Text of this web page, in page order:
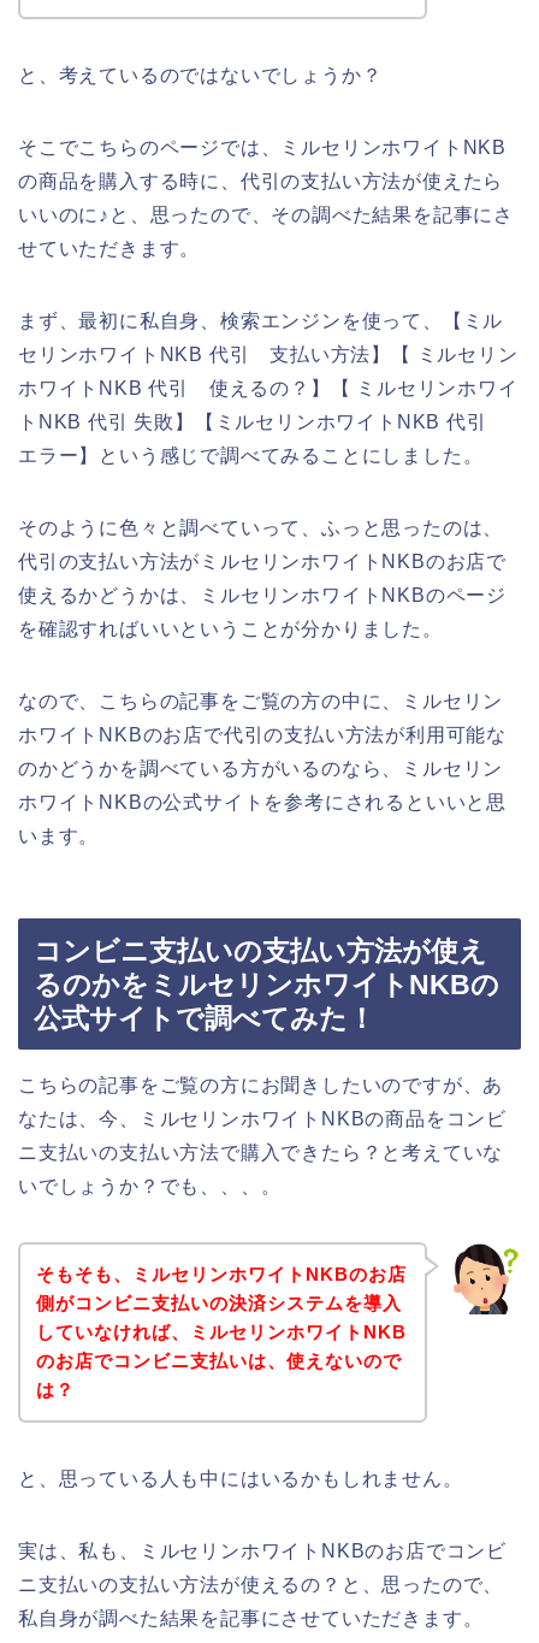
と、考えているのではないでしょうか？
そこでこちらのページでは、ミルセリンホワイトNKB
の商品を購入する時に、代引の支払い方法が使えたら
いいのに♪と、思ったので、その調べた結果を記事にさ
せていただきます。
まず、最初に私自身、検索エンジンを使って、【ミル
セリンホワイトNKB 代引 支払い方法】【 ミルセリン
ホワイトNKB 代引 使えるの？】【 ミルセリンホワイ
トNKB 代引 失敗】【ミルセリンホワイトNKB 代引
エラー】という感じで調べてみることにしました。
そのように色々と調べていって、ふっと思ったのは、
代引の支払い方法がミルセリンホワイトNKBのお店で
使えるかどうかは、ミルセリンホワイトNKBのページ
を確認すればいいということが分かりました。
なので、こちらの記事をご覧の方の中に、ミルセリン
ホワイトNKBのお店で代引の支払い方法が利用可能な
のかどうかを調べている方がいるのなら、ミルセリン
ホワイトNKBの公式サイトを参考にされるといいと思
います。
コンビニ支払いの支払い方法が使え
るのかをミルセリンホワイトNKBの
公式サイトで調べてみた！
こちらの記事をご覧の方にお聞きしたいのですが、あ
なたは、今、ミルセリンホワイトNKBの商品をコンビ
ニ支払いの支払い方法で購入できたら？と考えていな
いでしょうか？でも、、、。
そもそも、ミルセリンホワイトNKBのお店
側がコンビニ支払いの決済システムを導入
していなければ、ミルセリンホワイトNKB
のお店でコンビニ支払いは、使えないので
は？
と、思っている人も中にはいるかもしれません。
実は、私も、ミルセリンホワイトNKBのお店でコンビ
ニ支払いの支払い方法が使えるの？と、思ったので、
私自身が調べた結果を記事にさせていただきます。